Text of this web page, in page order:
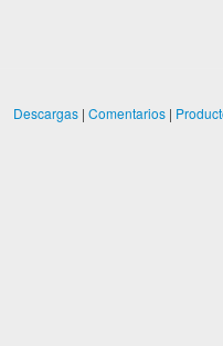
Descargas | Comentarios |